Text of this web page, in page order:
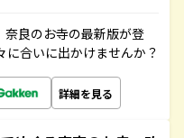
良のお寺の最新版が登
合いに出かけませんか？
詳細を見る